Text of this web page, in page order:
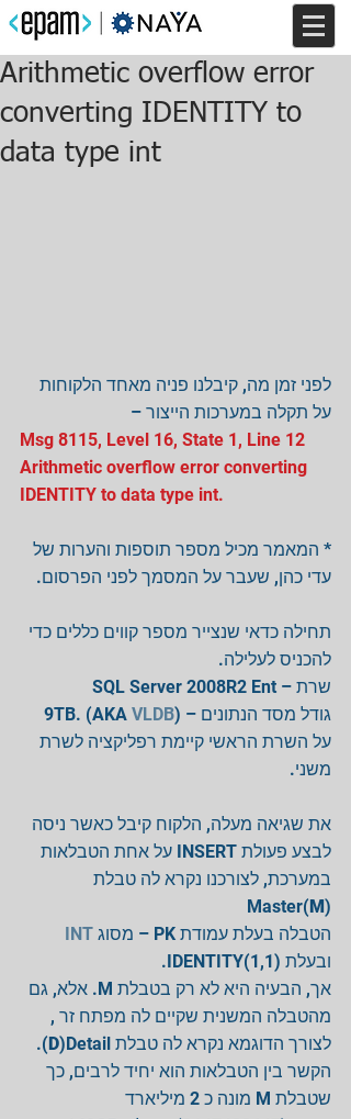
Arithmetic overflow error
converting IDENTITY to
data type int
לפני זמן מה, קיבלנו פניה מאחד הלקוחות
על תקלה במערכות הייצור –
Msg 8115, Level 16, State 1, Line 12
Arithmetic overflow error converting
IDENTITY to data type int.
* המאמר מכיל מספר תוספות והערות של
עדי כהן, שעבר על המסמך לפני הפרסום.
תחילה כדאי שנצייר מספר קווים כללים כדי
להכניס לעלילה.
שרת – SQL Server 2008R2 Ent
גודל מסד הנתונים – (9TB. (AKA VLDB
על השרת הראשי קיימת רפליקציה לשרת
משני.
את שגיאה מעלה, הלקוח קיבל כאשר ניסה
לבצע פעולת INSERT על אחת הטבלאות
במערכת, לצורכנו נקרא לה טבלת
(Master(
M
הטבלה בעלת עמודת PK – מסוג
INT
ובעלת (IDENTITY(1,1.
אך, הבעיה היא לא רק בטבלת M. אלא, גם
מהטבלה המשנית שקיים לה מפתח זר ,
לצורך הדוגמא נקרא לה טבלת
D)Detail).
הקשר בין הטבלאות הוא יחיד לרבים, כך
שטבלת M מונה כ 2 מיליארד